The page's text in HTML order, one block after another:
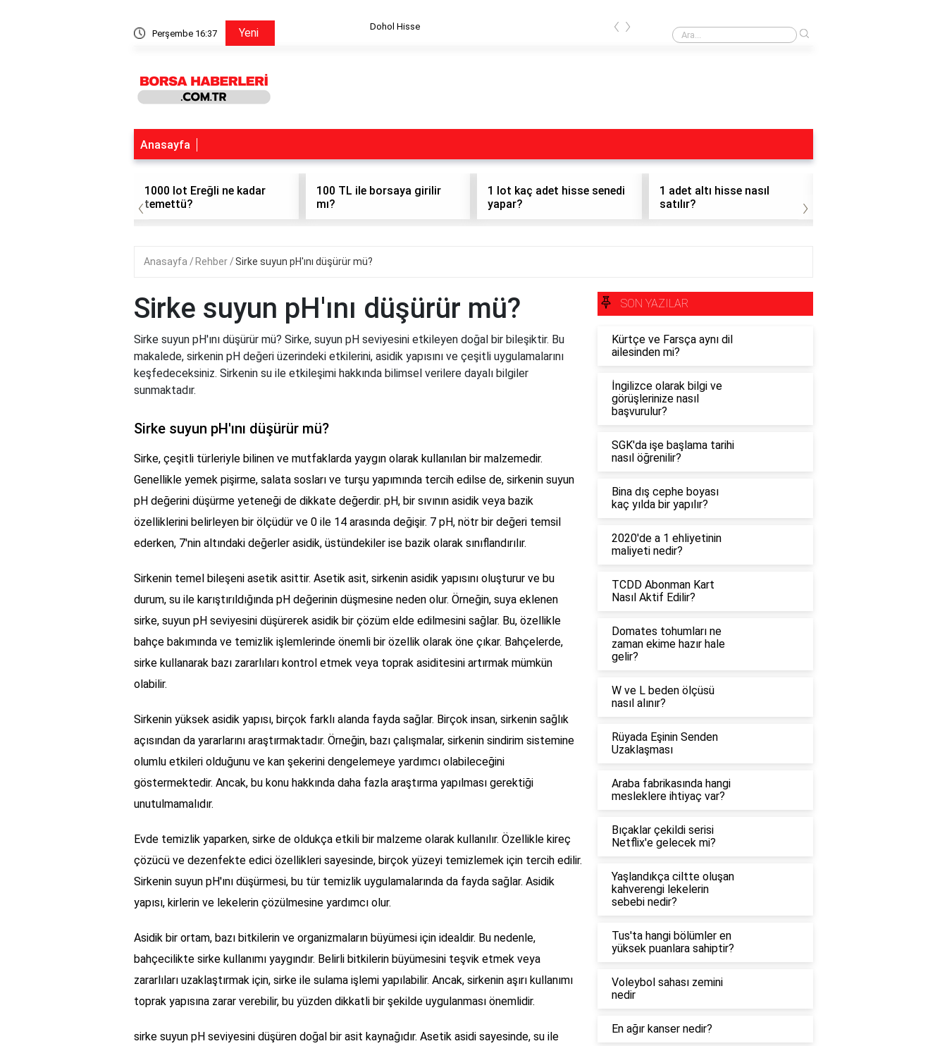
Perşembe 16:37 Yeni Dohol Hisse Obo Formasyonu Nedir
‹ ›
Anasayfa
1000 lot Ereğli ne kadar
temettü?
100 TL ile borsaya girilir
mı?
1 lot kaç adet hisse senedi
yapar?
1 adet altı hisse nasıl
satılır?
‹ ›
Anasayfa Rehber Sirke suyun pH'ını düşürür mü?
Sirke suyun pH'ını düşürür mü?
Sirke suyun pH'ını düşürür mü? Sirke, suyun pH seviyesini etkileyen doğal bir bileşiktir. Bu
makalede, sirkenin pH değeri üzerindeki etkilerini, asidik yapısını ve çeşitli uygulamalarını
keşfedeceksiniz. Sirkenin su ile etkileşimi hakkında bilimsel verilere dayalı bilgiler
sunmaktadır.
Sirke suyun pH'ını düşürür mü?
Sirke, çeşitli türleriyle bilinen ve mutfaklarda yaygın olarak kullanılan bir malzemedir.
Genellikle yemek pişirme, salata sosları ve turşu yapımında tercih edilse de, sirkenin suyun
pH değerini düşürme yeteneği de dikkate değerdir. pH, bir sıvının asidik veya bazik
özelliklerini belirleyen bir ölçüdür ve 0 ile 14 arasında değişir. 7 pH, nötr bir değeri temsil
ederken, 7'nin altındaki değerler asidik, üstündekiler ise bazik olarak sınıflandırılır.
Sirkenin temel bileşeni asetik asittir. Asetik asit, sirkenin asidik yapısını oluşturur ve bu
durum, su ile karıştırıldığında pH değerinin düşmesine neden olur. Örneğin, suya eklenen
sirke, suyun pH seviyesini düşürerek asidik bir çözüm elde edilmesini sağlar. Bu, özellikle
bahçe bakımında ve temizlik işlemlerinde önemli bir özellik olarak öne çıkar. Bahçelerde,
sirke kullanarak bazı zararlıları kontrol etmek veya toprak asiditesini artırmak mümkün
olabilir.
Sirkenin yüksek asidik yapısı, birçok farklı alanda fayda sağlar. Birçok insan, sirkenin sağlık
açısından da yararlarını araştırmaktadır. Örneğin, bazı çalışmalar, sirkenin sindirim sistemine
olumlu etkileri olduğunu ve kan şekerini dengelemeye yardımcı olabileceğini
göstermektedir. Ancak, bu konu hakkında daha fazla araştırma yapılması gerektiği
unutulmamalıdır.
Evde temizlik yaparken, sirke de oldukça etkili bir malzeme olarak kullanılır. Özellikle kireç
çözücü ve dezenfekte edici özellikleri sayesinde, birçok yüzeyi temizlemek için tercih edilir.
Sirkenin suyun pH'ını düşürmesi, bu tür temizlik uygulamalarında da fayda sağlar. Asidik
yapısı, kirlerin ve lekelerin çözülmesine yardımcı olur.
Asidik bir ortam, bazı bitkilerin ve organizmaların büyümesi için idealdir. Bu nedenle,
bahçecilikte sirke kullanımı yaygındır. Belirli bitkilerin büyümesini teşvik etmek veya
zararlıları uzaklaştırmak için, sirke ile sulama işlemi yapılabilir. Ancak, sirkenin aşırı kullanımı
toprak yapısına zarar verebilir, bu yüzden dikkatli bir şekilde uygulanması önemlidir.
sirke suyun pH seviyesini düşüren doğal bir asit kaynağıdır. Asetik asidi sayesinde, su ile
SON YAZILAR
Kürtçe ve Farsça aynı dil
ailesinden mi?
İngilizce olarak bilgi ve
görüşlerinize nasıl
başvurulur?
SGK'da işe başlama tarihi
nasıl öğrenilir?
Bina dış cephe boyası
kaç yılda bir yapılır?
2020'de a 1 ehliyetinin
maliyeti nedir?
TCDD Abonman Kart
Nasıl Aktif Edilir?
Domates tohumları ne
zaman ekime hazır hale
gelir?
W ve L beden ölçüsü
nasıl alınır?
Rüyada Eşinin Senden
Uzaklaşması
Araba fabrikasında hangi
mesleklere ihtiyaç var?
Bıçaklar çekildi serisi
Netflix'e gelecek mi?
Yaşlandıkça ciltte oluşan
kahverengi lekelerin
sebebi nedir?
Tus'ta hangi bölümler en
yüksek puanlara sahiptir?
Voleybol sahası zemini
nedir
En ağır kanser nedir?